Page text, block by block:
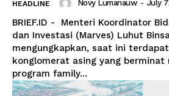
HEADLINE Novy Lumanauw - July
BRIEF.ID - Menteri Koordinator
dan Investasi (Marves) Luhut
mengungkapkan, saat ini terdapat beberapa
konglomerat asing yang berminat
program family...